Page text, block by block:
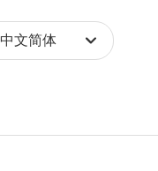
中文简体